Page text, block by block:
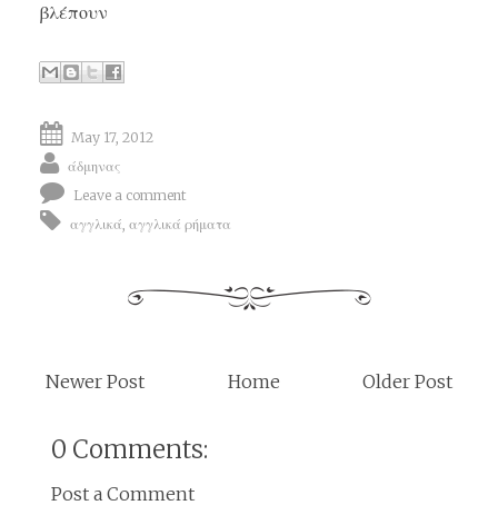
βλέπουν
May 17, 2012
άδμηνας
Leave a comment
αγγλικά, αγγλικά ρήματα
Newer Post Older Post
Home
0 Comments:
Post a Comment